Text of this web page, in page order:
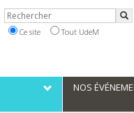
Rechercher
Ce site Tout UdeM
NOS